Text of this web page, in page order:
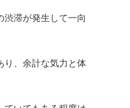
滞が発生して一向
り、余計な気力と体